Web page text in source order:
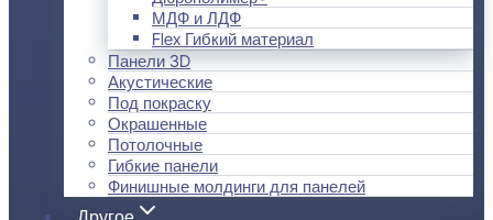
МДФ и ЛДФ
Flex Гибкий материал
Панели 3D
Акустические
Под покраску
Окрашенные
Потолочные
Гибкие панели
Финишные молдинги для панелей